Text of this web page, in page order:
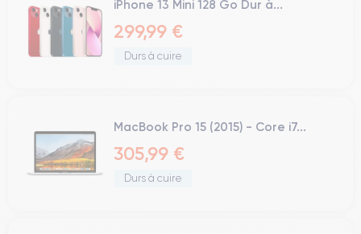
iPhone 13 Mini 128 Go Dur à...
299,99 €
Durs à cuire
MacBook Pro 15 (2015) - Core i7...
305,99 €
Durs à cuire